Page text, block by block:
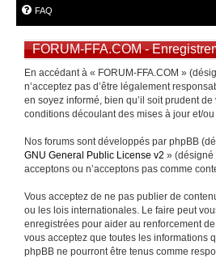
FAQ
FORUM-FFA.COM -
En accédant à « FORUM-FFA.COM »
n’acceptez pas d’être légalement
en soyez informé, bien qu’il soit prudent
conditions découlant des mises à jour et/
Nos forums sont développés par phpBB
GNU General Public License v2 » (désigné
acceptons ou n’acceptons pas comme
Vous acceptez de ne pas publier de
ou les lois internationales. Le faire peut
enregistrées pour aider au renforcement
vous acceptez que toutes les informations
phpBB ne pourront être tenus comme